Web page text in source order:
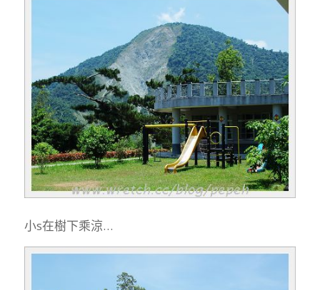
小s在樹下乘涼…